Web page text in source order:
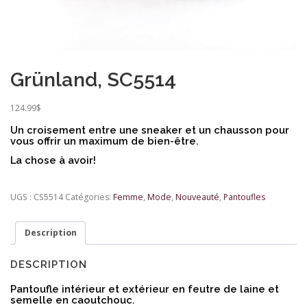
Grünland, SC5514
124.99$
Un croisement entre une sneaker et un chausson pour
vous offrir un maximum de bien-être.
La chose à avoir!
UGS : CS5514 Catégories: Femme, Mode, Nouveauté, Pantoufles
Description
DESCRIPTION
Pantoufle intérieur et extérieur en feutre de laine et
semelle en caoutchouc.